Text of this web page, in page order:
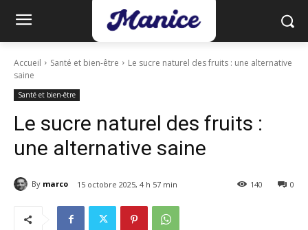
Accueil Santé et bien-être
Le sucre naturel des fruits : une alternative
saine
Santé et bien-être
Le sucre naturel des fruits :
une alternative saine
By marco 15 octobre 2025, 4 h 57 min 0
140